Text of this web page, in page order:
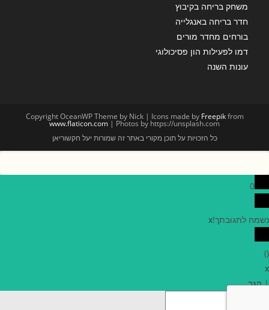
משחק בריחה בקיבוץ
חדר בריחה באנגלייה
בורחים מחדר מורים
דמו לפעילות הון פסיכולוגי
עונות השנה
Copyright OceanWP Theme by Nick | Icons made by Freepikfrom
www.flaticon.com | Photos by https://unsplash.com
כל הזכויות על תוכן מקורי באתר זה שמורות יעל חקשוריאן
0
נשמח לתגובתך!x
(
)
x
|הגב